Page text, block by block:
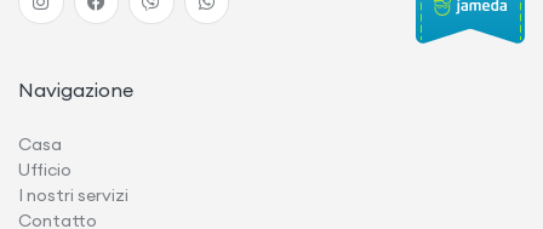
Navigazione
Casa
Ufficio
I nostri servizi
Contatto